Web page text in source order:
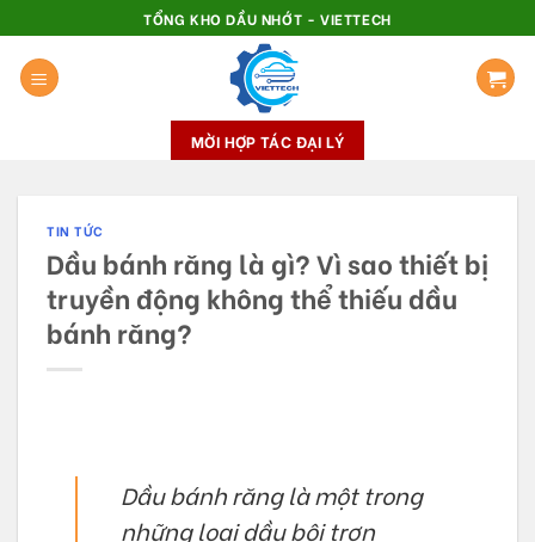
to
content
TỔNG KHO DẦU NHỚT - VIETTECH
MỜI HỢP TÁC ĐẠI LÝ
TIN TỨC
Dầu bánh răng là gì? Vì sao thiết bị
truyền động không thể thiếu dầu
bánh răng?
Dầu bánh răng là một trong
những loại dầu bôi trơn